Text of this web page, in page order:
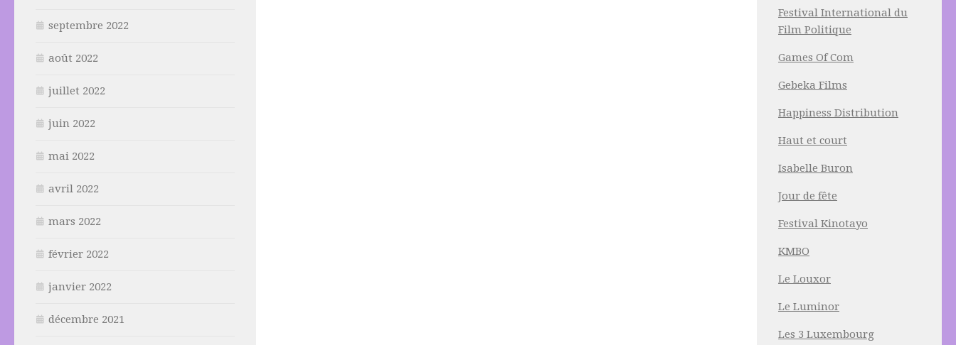
septembre 2022
août 2022
juillet 2022
juin 2022
mai 2022
avril 2022
mars 2022
février 2022
janvier 2022
décembre 2021
Festival International du
Film Politique
Games Of Com
Gebeka Films
Happiness Distribution
Haut et court
Isabelle Buron
Jour de fête
Festival Kinotayo
KMBO
Le Louxor
Le Luminor
Les 3 Luxembourg